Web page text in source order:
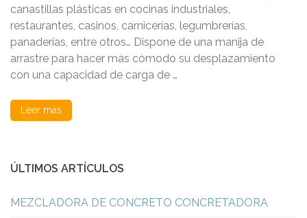
canastillas plásticas en cocinas industriales,
restaurantes, casinos, carnicerías, legumbrerías,
panaderías, entre otros… Dispone de una manija de
arrastre para hacer más cómodo su desplazamiento
con una capacidad de carga de …
Leer más
ÚLTIMOS ARTÍCULOS
MEZCLADORA DE CONCRETO CONCRETADORA